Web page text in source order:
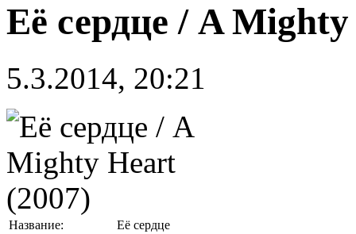
Её сердце / A
5.3.2014, 20:21
Название:
Её сердце